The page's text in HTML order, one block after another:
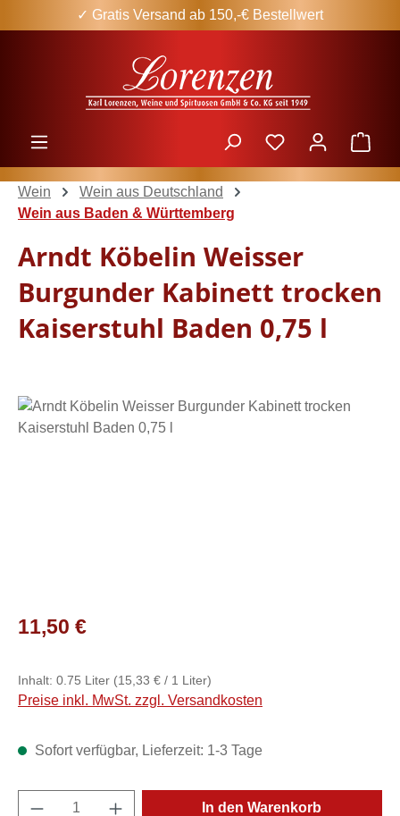
Zum Hauptinhalt springen
✓ Gratis Versand ab 150,-€ Bestellwert
Wein
Wein aus Deutschland
Wein aus Baden & Württemberg
Arndt Köbelin Weisser
Burgunder Kabinett trocken
Kaiserstuhl Baden 0,75 l
Bildergalerie überspringen
Regulärer Preis:
11,50 €
Inhalt: 0.75 Liter (15,33 € / 1 Liter)
Preise inkl. MwSt. zzgl. Versandkosten
Sofort verfügbar, Lieferzeit: 1-3 Tage
Produkt Anzahl: Gib den gewünschten
In den Warenkorb